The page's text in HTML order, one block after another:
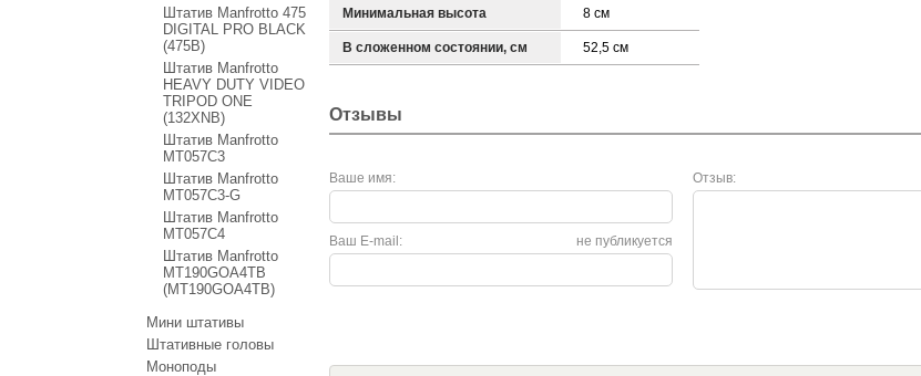
Минимальная высота 8 см
В сложенном состоянии, см 52,5 см
Отзывы
Ваше имя: Отзыв:
не публикуется
Ваш E-mail:
Штатив Manfrotto 475
DIGITAL PRO BLACK
(475B)
Штатив Manfrotto
HEAVY DUTY VIDEO
TRIPOD ONE
(132XNB)
Штатив Manfrotto
MT057C3
Штатив Manfrotto
MT057C3-G
Штатив Manfrotto
MT057C4
Штатив Manfrotto
MT190GOA4TB
(MT190GOA4TB)
Мини штативы
Штативные головы
Моноподы